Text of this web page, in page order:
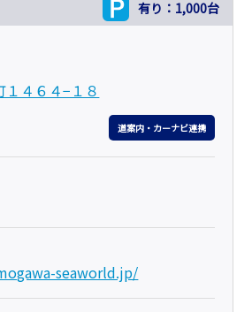
有り：1,000台
４６４−１８
道案内・カーナビ連携
seaworld.jp/